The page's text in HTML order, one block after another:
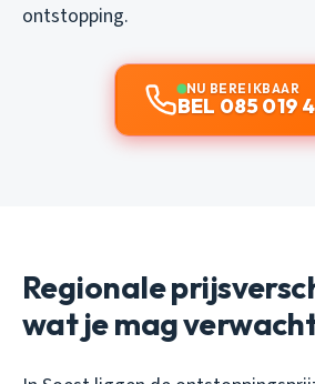
ontstopping.
NU BEREIKBAAR
BEL 085 019
Regionale
wat je mag